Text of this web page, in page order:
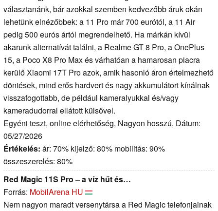
választanánk, bár azokkal szemben kedvezőbb áruk okán
lehetünk elnézőbbek: a 11 Pro már 700 eurótól, a 11 Air
pedig 500 eurós ártól megrendelhető. Ha márkán kívül
akarunk alternatívát találni, a Realme GT 8 Pro, a OnePlus
15, a Poco X8 Pro Max és várhatóan a hamarosan piacra
kerülő Xiaomi 17T Pro azok, amik hasonló áron értelmezhető
döntések, mind erős hardvert és nagy akkumulátort kínálnak
visszafogottabb, de például kameralyukkal és/vagy
kameradudorral ellátott külsővel.
Egyéni teszt, online elérhetőség, Nagyon hosszú, Dátum:
05/27/2026
Értékelés: ár: 70% kijelző: 80% mobilitás: 90%
összeszerelés: 80%
Red Magic 11S Pro – a víz hűt és…
Forrás: MobilArena HU
Nem nagyon maradt versenytársa a Red Magic telefonjainak